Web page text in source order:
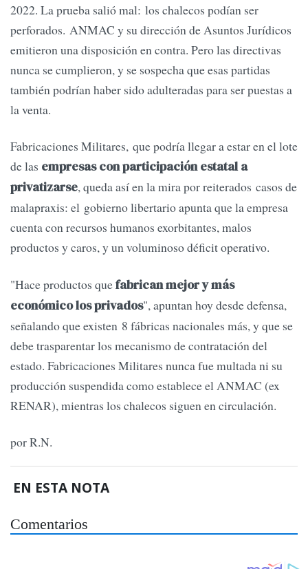
2022. La prueba salió mal: los chalecos podían ser
perforados. ANMAC y su dirección de Asuntos Jurídicos
emitieron una disposición en contra. Pero las directivas
nunca se cumplieron, y se sospecha que esas partidas
también podrían haber sido adulteradas para ser puestas a
la venta.
Fabricaciones Militares, que podría llegar a estar en el lote
de las empresas con participación estatal a
privatizarse, queda así en la mira por reiterados casos de
malapraxis: el gobierno libertario apunta que la empresa
cuenta con recursos humanos exorbitantes, malos
productos y caros, y un voluminoso déficit operativo.
"Hace productos quefabrican mejor y más
económico los privados", apuntan hoy desde defensa,
señalando que existen 8 fábricas nacionales más, y que se
debe trasparentar los mecanismo de contratación del
estado. Fabricaciones Militares nunca fue multada ni su
producción suspendida como establece el ANMAC (ex
RENAR), mientras los chalecos siguen en circulación.
por R.N.
EN ESTA NOTA
Comentarios